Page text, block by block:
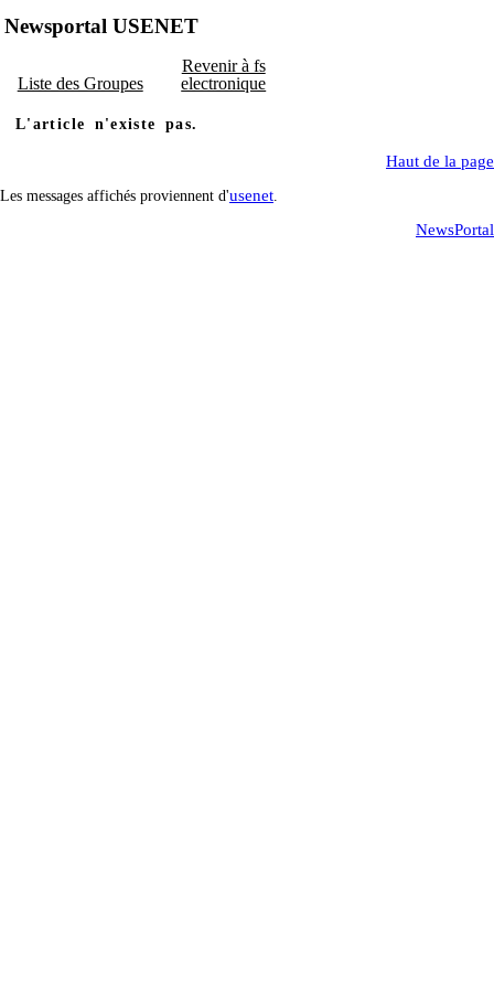
Newsportal USENET
Liste des Groupes
Revenir à fs
electronique
L'article n'existe pas.
Haut de la page
Les messages affichés proviennent d'usenet
NewsPortal